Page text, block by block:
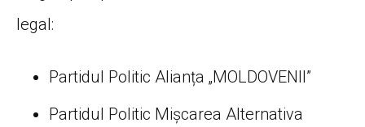
legal:
Partidul Politic Alianța „MOLDOVENII”
Partidul Politic Mișcarea Alternativa